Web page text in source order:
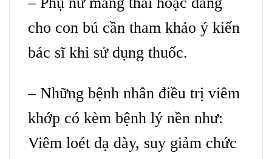
cho con bú cần tham khảo ý kiến
bác sĩ khi sử dụng thuốc.
– Những bệnh nhân điều trị viêm
khớp có kèm bệnh lý nền như:
Viêm loét dạ dày, suy giảm chức